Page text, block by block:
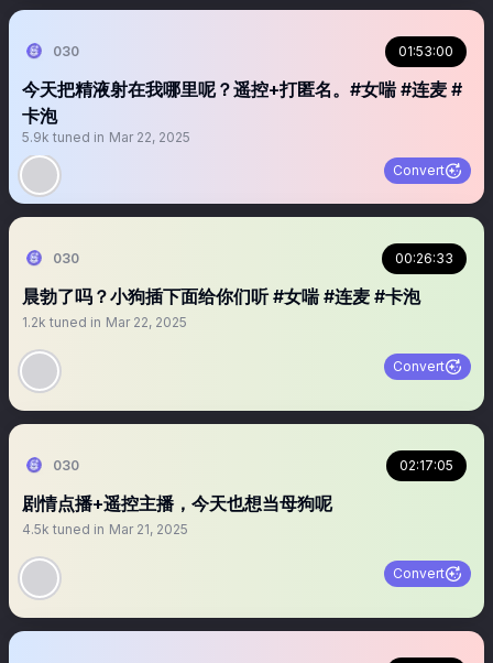
030 01:53:00
今天把精液射在我哪里呢？遥控+打匿名。#女喘 #连麦 #
卡泡
5.9k tuned in Mar 22, 2025
Convert
030 00:26:33
晨勃了吗？小狗插下面给你们听 #女喘 #连麦 #卡泡
1.2k tuned in Mar 22, 2025
Convert
030 02:17:05
剧情点播+遥控主播，今天也想当母狗呢
4.5k tuned in Mar 21, 2025
Convert